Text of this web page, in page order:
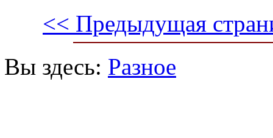
<< Предыдущая
Вы здесь: Разное